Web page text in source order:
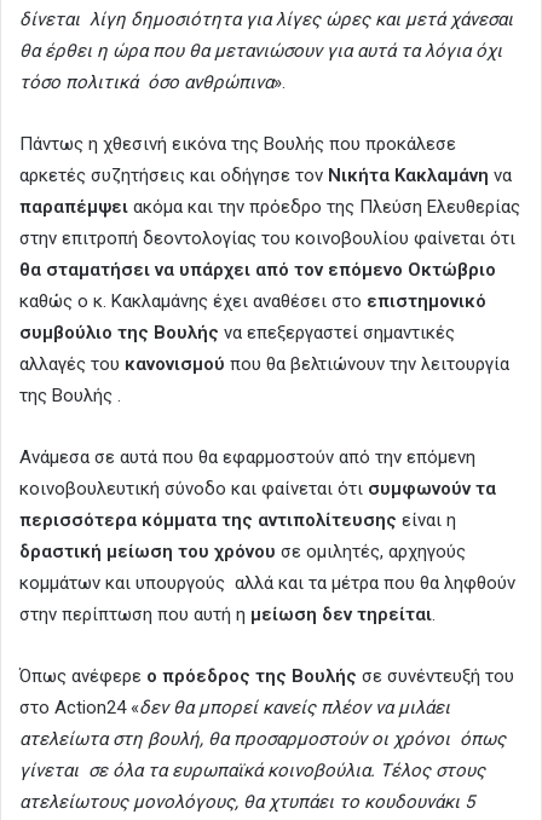
δίνεται λίγη δημοσιότητα για λίγες ώρες και μετά χάνεσαι
θα έρθει η ώρα που θα μετανιώσουν για αυτά τα λόγια όχι
τόσο πολιτικά όσο ανθρώπινα».
Πάντως η χθεσινή εικόνα της Βουλής που προκάλεσε
αρκετές συζητήσεις και οδήγησε τον Νικήτα Κακλαμάνη να
παραπέμψει ακόμα και την πρόεδρο της Πλεύση Ελευθερίας
στην επιτροπή δεοντολογίας του κοινοβουλίου φαίνεται ότι
θα σταματήσει να υπάρχει από τον επόμενο Οκτώβριο
καθώς ο κ. Κακλαμάνης έχει αναθέσει στο επιστημονικό
συμβούλιο της Βουλής να επεξεργαστεί σημαντικές
αλλαγές του κανονισμού που θα βελτιώνουν την λειτουργία
της Βουλής .
Ανάμεσα σε αυτά που θα εφαρμοστούν από την επόμενη
κοινοβουλευτική σύνοδο και φαίνεται ότι συμφωνούν τα
περισσότερα κόμματα της αντιπολίτευσης είναι η
δραστική μείωση του χρόνου σε ομιλητές, αρχηγούς
κομμάτων και υπουργούς αλλά και τα μέτρα που θα ληφθούν
στην περίπτωση που αυτή η μείωση δεν τηρείται.
Όπως ανέφερε ο πρόεδρος της Βουλής σε συνέντευξή του
στο Action24 «δεν θα μπορεί κανείς πλέον να μιλάει
ατελείωτα στη βουλή, θα προσαρμοστούν οι χρόνοι όπως
γίνεται σε όλα τα ευρωπαϊκά κοινοβούλια. Τέλος στους
ατελείωτους μονολόγους, θα χτυπάει το κουδουνάκι 5